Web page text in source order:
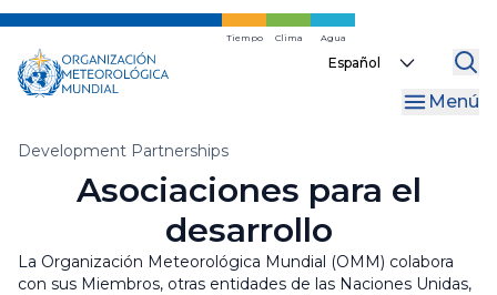
Ir
contenido
principal
Tiempo Clima Agua
Select
Menú
Migas
Development Partnerships
Asociaciones para el
desarrollo
La Organización Meteorológica Mundial (OMM) colabora
con sus Miembros, otras entidades de las Naciones Unidas,